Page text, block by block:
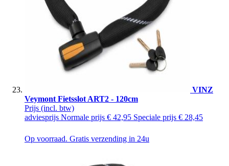
VINZ
Veymont Fietsslot ART2 - 120cm
Prijs (incl. btw)
adviesprijs Normale prijs € 42,95 Speciale prijs € 28,45
Op voorraad. Gratis verzending in 24u